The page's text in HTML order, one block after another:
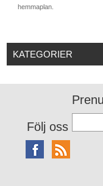
hemmaplan.
KATEGORIER
Följ oss